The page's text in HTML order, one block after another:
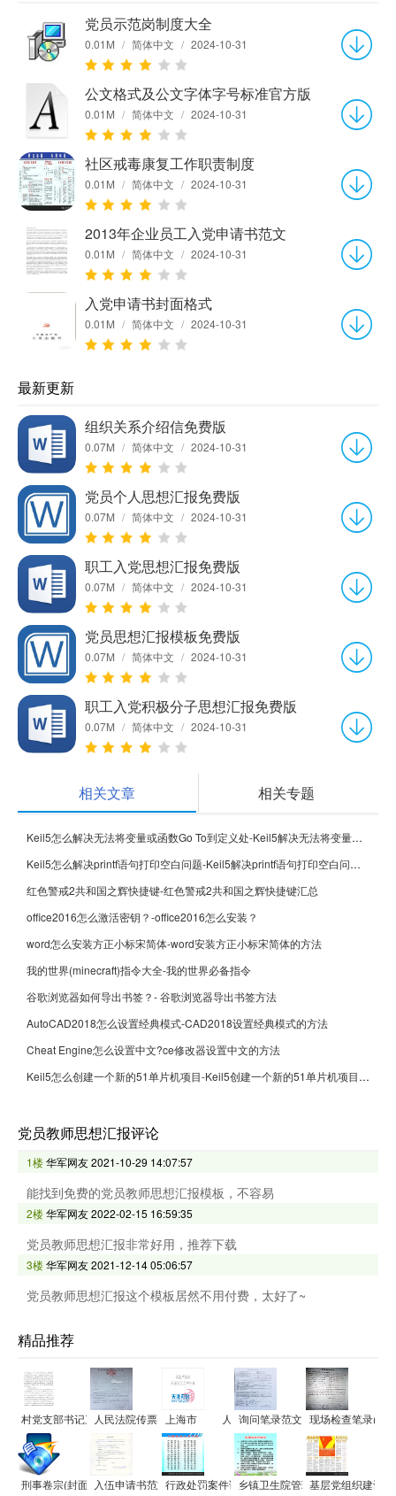
党员示范岗制度大全
0.01M / 简体中文 / 2024-10-31
公文格式及公文字体字号标准官方版
0.01M / 简体中文 / 2024-10-31
社区戒毒康复工作职责制度
0.01M / 简体中文 / 2024-10-31
2013年企业员工入党申请书范文
0.01M / 简体中文 / 2024-10-31
入党申请书封面格式
0.01M / 简体中文 / 2024-10-31
最新更新
组织关系介绍信免费版
0.07M / 简体中文 / 2024-10-31
党员个人思想汇报免费版
0.07M / 简体中文 / 2024-10-31
职工入党思想汇报免费版
0.07M / 简体中文 / 2024-10-31
党员思想汇报模板免费版
0.07M / 简体中文 / 2024-10-31
职工入党积极分子思想汇报免费版
0.07M / 简体中文 / 2024-10-31
相关文章 相关专题
Keil5怎么解决无法将变量或函数Go To到定义处-Keil5解决无法将变量或函数Go To到定义处的方法
Keil5怎么解决printf语句打印空白问题-Keil5解决printf语句打印空白问题的方法
红色警戒2共和国之辉快捷键-红色警戒2共和国之辉快捷键汇总
office2016怎么激活密钥？-office2016怎么安装？
word怎么安装方正小标宋简体-word安装方正小标宋简体的方法
我的世界(minecraft)指令大全-我的世界必备指令
谷歌浏览器如何导出书签？- 谷歌浏览器导出书签方法
AutoCAD2018怎么设置经典模式-CAD2018设置经典模式的方法
Cheat Engine怎么设置中文?ce修改器设置中文的方法
Keil5怎么创建一个新的51单片机项目-Keil5创建一个新的51单片机项目的方法
党员教师思想汇报评论
1楼华军网友2021-10-29 14:07:57
能找到免费的党员教师思想汇报模板，不容易
2楼华军网友2022-02-15 16:59:35
党员教师思想汇报非常好用，推荐下载
3楼华军网友2021-12-14 05:06:57
党员教师思想汇报这个模板居然不用付费，太好了~
精品推荐
村党支部书记三年任期目标责任书
人民法院传票(刑事案件用)范文上海市____人民法院当事人送达地址确认书范文
询问笔录范文 现场检查笔录(药
刑事卷宗(封面)范文入伍申请书范文行政处罚案件询问笔录范文
乡镇卫生院管理制度基层党组织建设